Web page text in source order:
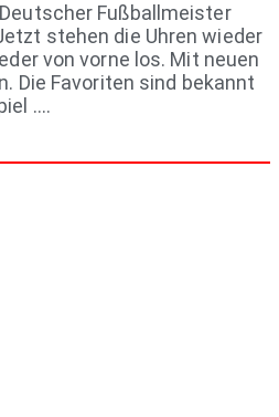
Fußballmeister
stehen die Uhren wieder
von vorne los. Mit neuen
Die Favoriten sind bekannt
….